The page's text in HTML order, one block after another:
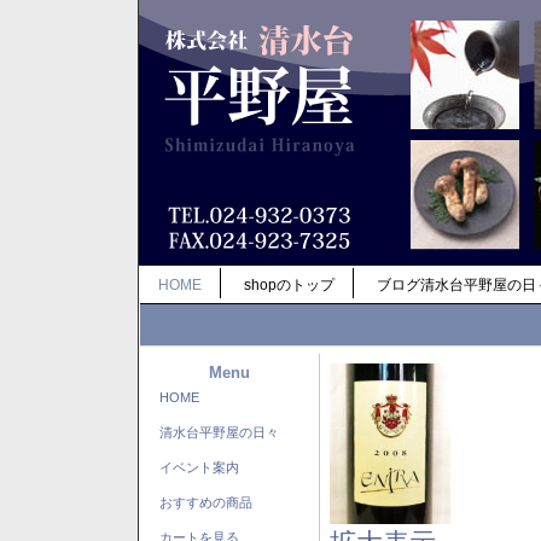
HOME shopのトップ ブログ清水台平野屋の日
Menu
HOME
清水台平野屋の日々
イベント案内
おすすめの商品
カートを見る